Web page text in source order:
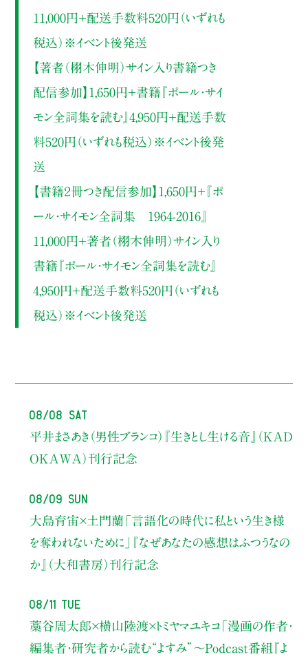
11,000円＋配送手数料520円（いずれも
税込）※イベント後発送
【著者（栩木伸明）サイン入り書籍つき
配信参加】1,650円＋書籍『ポール・サイ
モン全詞集を読む』4,950円＋配送手数
料520円（いずれも税込）※イベント後発
送
【書籍２冊つき配信参加】1,650円＋『ポ
ール・サイモン全詞集 1964-2016』
11,000円＋著者（栩木伸明）サイン入り
書籍『ポール・サイモン全詞集を読む』
4,950円＋配送手数料520円（いずれも
税込）※イベント後発送
08/08 Sat
平井まさあき（男性ブランコ）
『生きとし生ける音』（KAD
OKAWA）刊行記念
08/09 Sun
大島育宙×土門蘭 「言語化の時代に私という生き様
を奪われないために」
『なぜあなたの感想はふつうなの
か』（大和書房）刊行記念
08/11 Tue
藁谷周太郎×横山陸渡×トミヤマユキコ「漫画の作者・
編集者・研究者から読む“よすみ” 〜Podcast番組『よ